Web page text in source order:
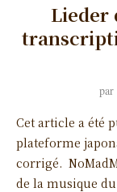
Lieder
par
Cet article a été
plateforme
corrigé.
de la musique